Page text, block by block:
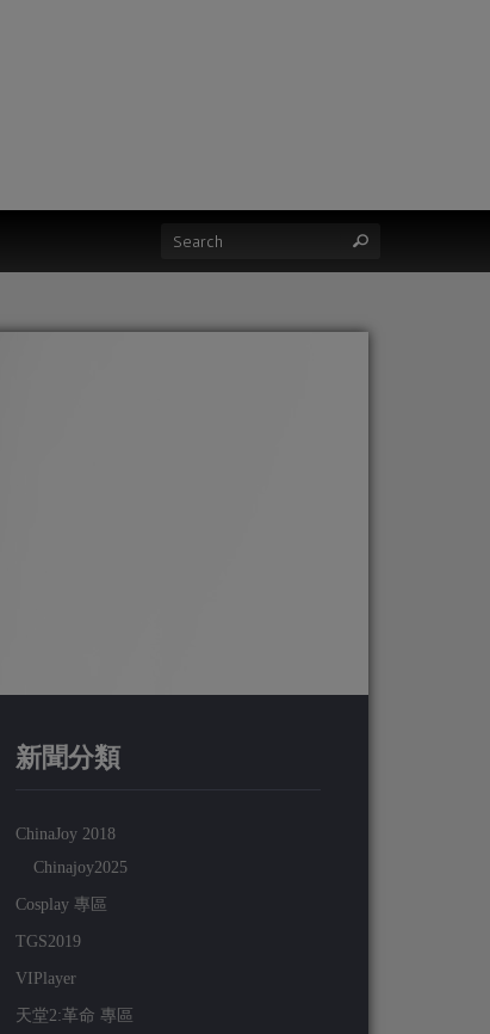
新聞分類
ChinaJoy 2018
Chinajoy2025
Cosplay 專區
TGS2019
VIPlayer
天堂2:革命 專區